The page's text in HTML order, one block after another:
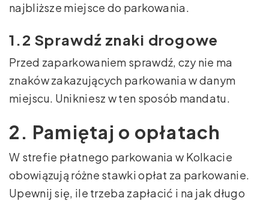
najbliższe miejsce do parkowania.
1.2 Sprawdź znaki drogowe
Przed zaparkowaniem sprawdź, czy nie ma
znaków zakazujących parkowania w danym
miejscu. Unikniesz w ten sposób mandatu.
2. Pamiętaj o opłatach
W strefie płatnego parkowania w Kolkacie
obowiązują różne stawki opłat za parkowanie.
Upewnij się, ile trzeba zapłacić i na jak długo